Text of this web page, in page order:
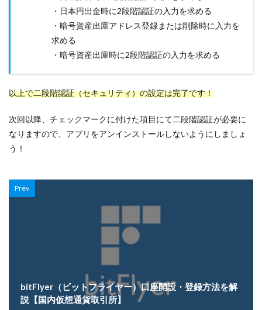
・日本円出金時に2段階認証の入力を求める
・暗号資産出庫アドレス登録または削除時に入力を
求める
・暗号資産出庫時に2段階認証の入力を求める
以上で二段階認証（セキュリティ）の設定は完了です！
次回以降、チェックマークに付けた項目にて二段階認証が必要に
なりますので、アプリをアンインストールしないようにしましょ
う！
Prev
bitFlyer（ビットフライヤー）口座開設・登録方法を解
説【国内仮想通貨取引所】